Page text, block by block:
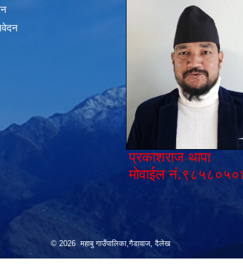
प्रकाशराज थापा
मोवाईल
© 2026 महाबु गाउँपालिका,गैडावाज, दैलेख